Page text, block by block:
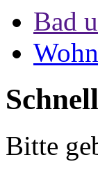
Bad
Bitte